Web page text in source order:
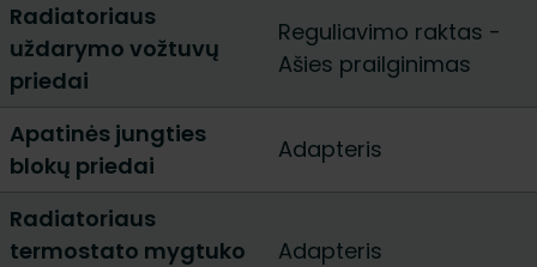
Radiatoriaus
uždarymo vožtuvų
priedai
Reguliavimo raktas -
Ašies prailginimas
Apatinės jungties
blokų priedai
Adapteris
Radiatoriaus
termostato mygtuko
Adapteris